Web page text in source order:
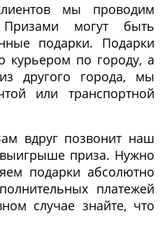
мы проводим
могут быть
подарки. Подарки
курьером по городу, а
другого города, мы
или транспортной
вдруг позвонит наш
приза. Нужно
подарки абсолютно
платежей
случае знайте, что